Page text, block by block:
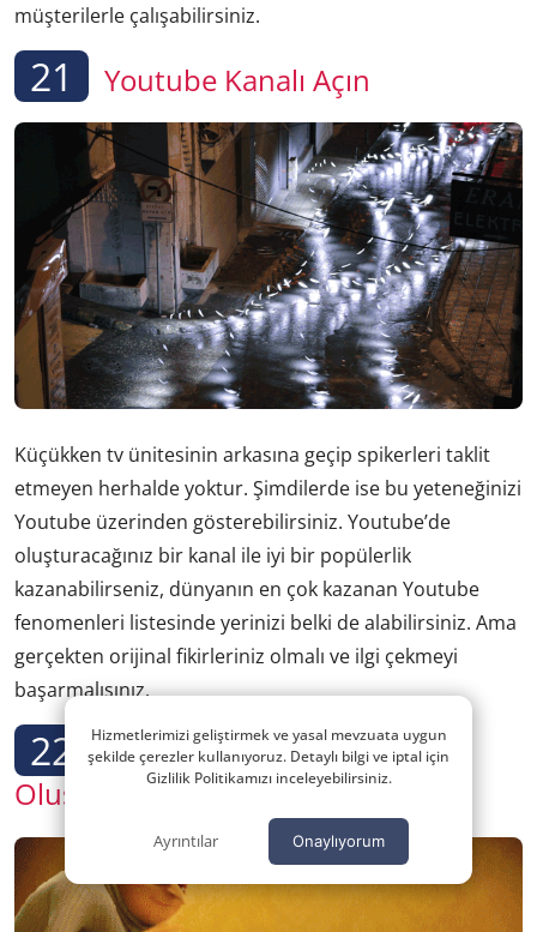
müşterilerle çalışabilirsiniz.
21 Youtube Kanalı Açın
Küçükken tv ünitesinin arkasına geçip spikerleri taklit
etmeyen herhalde yoktur. Şimdilerde ise bu yeteneğinizi
Youtube üzerinden gösterebilirsiniz. Youtube’de
oluşturacağınız bir kanal ile iyi bir popülerlik
kazanabilirseniz, dünyanın en çok kazanan Youtube
fenomenleri listesinde yerinizi belki de alabilirsiniz. Ama
gerçekten orijinal fikirleriniz olmalı ve ilgi çekmeyi
başarmalısınız.
22
Şirketler için Sosyal Kimlik
Oluşturun
Hizmetlerimizi geliştirmek ve yasal mevzuata uygun
şekilde çerezler kullanıyoruz. Detaylı bilgi ve iptal için
Gizlilik Politikamızı inceleyebilirsiniz.
Ayrıntılar Onaylıyorum